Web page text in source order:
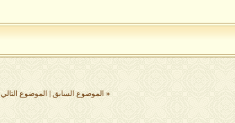
« الموضوع السابق الموضوع التالي